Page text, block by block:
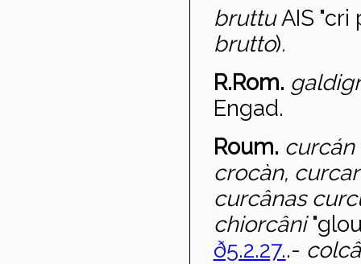
bruttuAIS
brutto).
R.Rom.
Engad.
Roum. curcán
crocàn,
curcânas
chiorcâni
ð5.2.27..- colc